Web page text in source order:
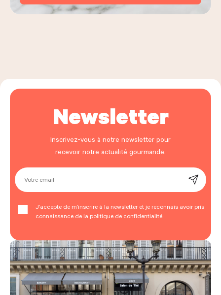
Newsletter
Inscrivez-vous à notre newsletter pour
recevoir notre actualité gourmande.
Votre email
J’accepte de m’inscrire à la newsletter et je reconnais avoir pris
connaissance de la politique de confidentialité